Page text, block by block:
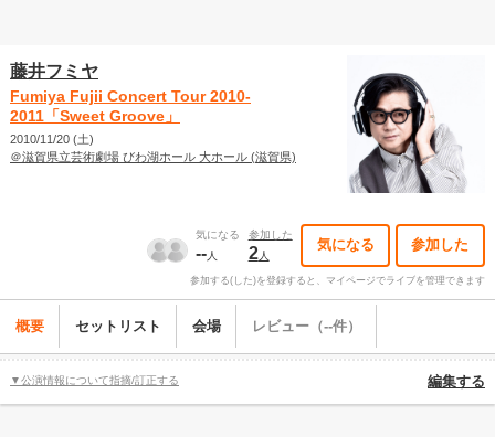
藤井フミヤ
Fumiya Fujii Concert Tour 2010-
2011「Sweet Groove」
2010/11/20 (土)
＠滋賀県立芸術劇場 びわ湖ホール 大ホール (滋賀県)
気になる
--人
参加した
2人
気になる 参加した
参加する(した)を登録すると、マイページでライブを管理できます
概要 セットリスト 会場 レビュー（--件）
▼公演情報について指摘/訂正する 編集する